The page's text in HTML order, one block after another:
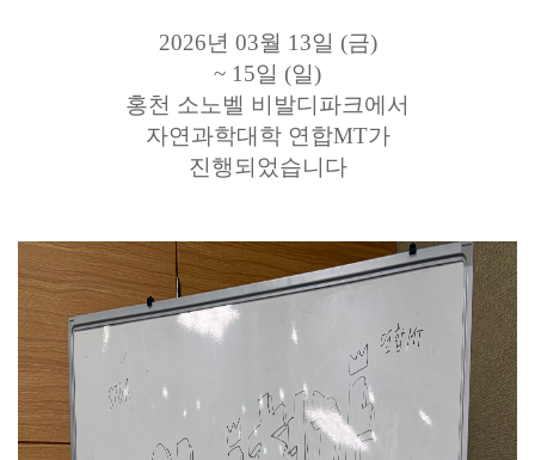
2026년 03월 13일 (금)
~ 15일 (일)
홍천 소노벨 비발디파크에서
자연과학대학 연합MT가
진행되었습니다